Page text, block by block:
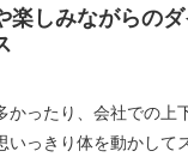
楽しみながらの
かったり、会社での上
いっきり体を動かして